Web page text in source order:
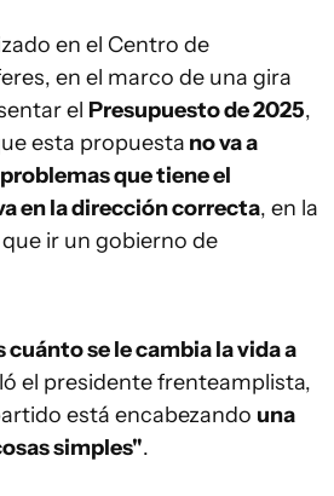
en el Centro de
en el marco de una gira
el Presupuesto de 2025,
esta propuesta no va a
que tiene el
en la dirección correcta, en la
ir un gobierno de
se le cambia la vida a
el presidente frenteamplista,
está encabezando una
simples".